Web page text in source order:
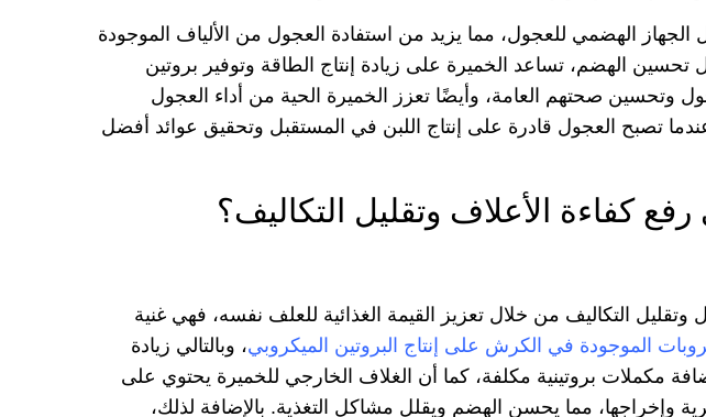
الهضمي للعجول، مما يزيد من استفادة العجول من الألياف الموجودة
الهضم، تساعد الخميرة على زيادة إنتاج الطاقة وتوفير بروتين
وتحسين صحتهم العامة، وأيضًا تعزز الخميرة الحية من أداء العجول
عندما تصبح العجول قادرة على إنتاج اللبن في المستقبل وتحقيق عوائد أفضل
كفاءة الأعلاف وتقليل التكاليف؟
التكاليف من خلال تعزيز القيمة الغذائية للعلف نفسه، فهي غنية
الموجودة في الكرش على إنتاج البروتين الميكروبي، وبالتالي زيادة
مكملات بروتينية مكلفة، كما أن الغلاف الخارجي للخميرة يحتوي على
وإخراجها، مما يحسن الهضم ويقلل مشاكل التغذية. بالإضافة لذلك،